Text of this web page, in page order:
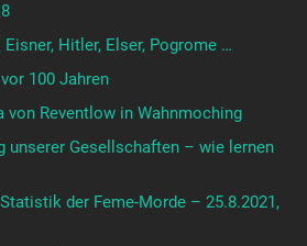
Hitler, Elser, Pogrome …
100 Jahren
von Reventlow in Wahnmoching
unserer Gesellschaften – wie lernen
der Feme-Morde – 25.8.2021,